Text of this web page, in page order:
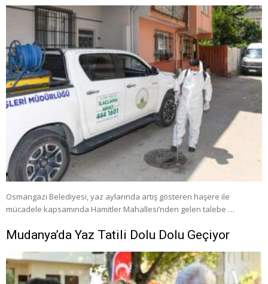
Osmangazi Belediyesi, yaz aylarında artış gösteren haşere ile
mücadele kapsamında Hamitler Mahallesi’nden gelen talebe …
Mudanya’da Yaz Tatili Dolu Dolu Geçiyor